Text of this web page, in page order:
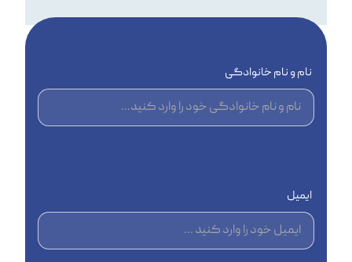
نام و نام خانوادگی
ایمیل